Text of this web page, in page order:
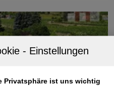
Privatsphäre ist uns wichtig